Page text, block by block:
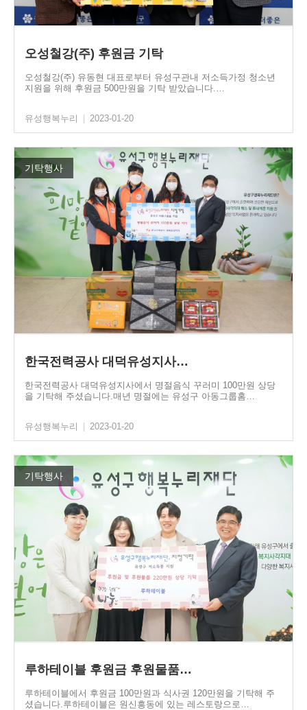
오성철강(주) 후원금 기탁
오성철강(주) 유동현 대표로부터 유성구관내 저소득가정 청소년
지원을 위해 후원금 500만원을 기탁 받았습니다.…
유성행복누리 2023-01-20
기탁행사
한국전력공사 대덕유성지사…
한국전력공사 대덕유성지사에서 명절음식 꾸러미 100만원 상당
을 기탁해 주셨습니다.매년 명절에는 유성구 아동그룹홈…
유성행복누리 2023-01-20
기탁행사
루하테이블 후원금 후원물품…
루하테이블에서 후원금 100만원과 식사권 120만원을 기탁해 주
셨습니다.루하테이블은 원신흥동에 있는 레스토랑으로…